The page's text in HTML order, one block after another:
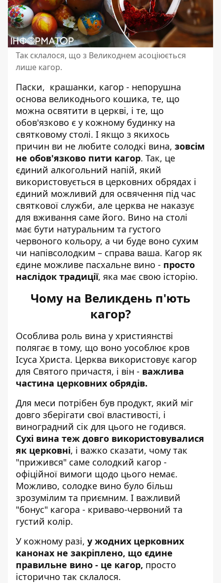
Так склалося, що з Великоднем асоціюється
лише кагор.
Паски, крашанки, кагор - непорушна
основа великоднього кошика, те, що
можна освятити в церкві, і те, що
обов'язково є у кожному будинку на
святковому столі. І якщо з якихось
причин ви не любите солодкі вина, зовсім
не обов'язково пити кагор. Так, це
єдиний алкогольний напій, який
використовується в церковних обрядах і
єдиний можливий для освячення під час
святкової служби, але церква не наказує
для вживання саме його. Вино на столі
має бути натуральним та густого
червоного кольору, а чи буде воно сухим
чи напівсолодким – справа ваша. Кагор як
єдине можливе пасхальне вино - просто
наслідок традиції, яка має свою історію.
Чому на Великдень п'ють
кагор?
Особлива роль вина у християнстві
полягає в тому, що воно уособлює кров
Ісуса Христа. Церква використовує кагор
для Святого причастя, і він - важлива
частина церковних обрядів.
Для меси потрібен був продукт, який міг
довго зберігати свої властивості, і
виноградний сік для цього не годився.
Сухі вина теж довго використовувалися
як церковні, і важко сказати, чому так
"прижився" саме солодкий кагор -
офіційної вимоги щодо цього немає.
Можливо, солодке вино було більш
зрозумілим та приємним. І важливий
"бонус" кагора - криваво-червоний та
густий колір.
У кожному разі, у жодних церковних
канонах не закріплено, що єдине
правильне вино - це кагор, просто
історично так склалося.